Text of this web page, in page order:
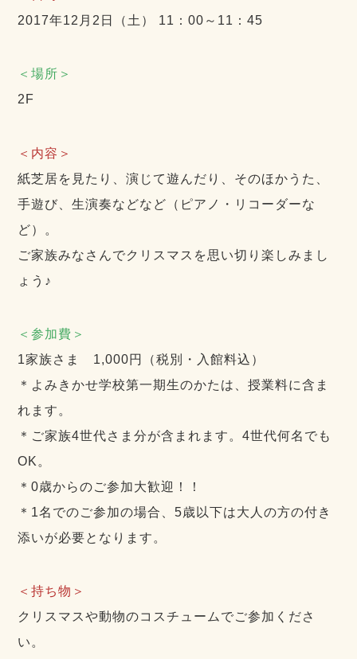
2017年12月2日（土） 11：00～11：45
＜場所＞
2F
＜内容＞
紙芝居を見たり、演じて遊んだり、そのほかうた、
手遊び、生演奏などなど（ピアノ・リコーダーな
ど）。
ご家族みなさんでクリスマスを思い切り楽しみまし
ょう♪
＜参加費＞
1家族さま 1,000円（税別・入館料込）
＊よみきかせ学校第一期生のかたは、授業料に含ま
れます。
＊ご家族4世代さま分が含まれます。4世代何名でも
OK。
＊0歳からのご参加大歓迎！！
＊1名でのご参加の場合、5歳以下は大人の方の付き
添いが必要となります。
＜持ち物＞
クリスマスや動物のコスチュームでご参加くださ
い。